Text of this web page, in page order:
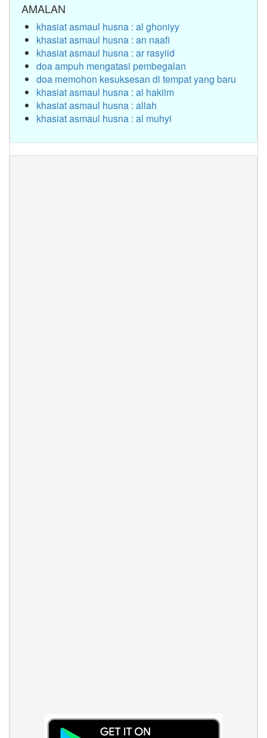
AMALAN
khasiat asmaul husna : al ghoniyy
khasiat asmaul husna : an naafi
khasiat asmaul husna : ar rasyiid
doa ampuh mengatasi pembegalan
doa memohon kesuksesan di tempat yang baru
khasiat asmaul husna : al hakiim
khasiat asmaul husna : allah
khasiat asmaul husna : al muhyi